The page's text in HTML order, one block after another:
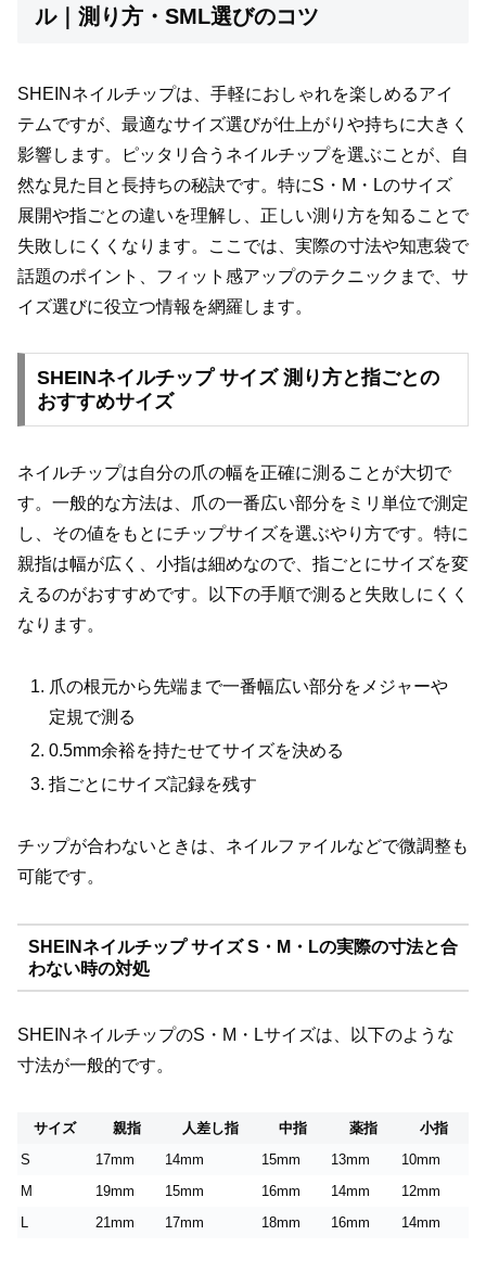
ル｜測り方・SML選びのコツ
SHEINネイルチップは、手軽におしゃれを楽しめるアイ
テムですが、最適なサイズ選びが仕上がりや持ちに大きく
影響します。ピッタリ合うネイルチップを選ぶことが、自
然な見た目と長持ちの秘訣です。特にS・M・Lのサイズ
展開や指ごとの違いを理解し、正しい測り方を知ることで
失敗しにくくなります。ここでは、実際の寸法や知恵袋で
話題のポイント、フィット感アップのテクニックまで、サ
イズ選びに役立つ情報を網羅します。
SHEINネイルチップ サイズ 測り方と指ごとの
おすすめサイズ
ネイルチップは自分の爪の幅を正確に測ることが大切で
す。一般的な方法は、爪の一番広い部分をミリ単位で測定
し、その値をもとにチップサイズを選ぶやり方です。特に
親指は幅が広く、小指は細めなので、指ごとにサイズを変
えるのがおすすめです。以下の手順で測ると失敗しにくく
なります。
爪の根元から先端まで一番幅広い部分をメジャーや
定規で測る
0.5mm余裕を持たせてサイズを決める
指ごとにサイズ記録を残す
チップが合わないときは、ネイルファイルなどで微調整も
可能です。
SHEINネイルチップ サイズ S・M・Lの実際の寸法と合
わない時の対処
SHEINネイルチップのS・M・Lサイズは、以下のような
寸法が一般的です。
サイズ 親指 人差し指 中指 薬指
小指
S
17mm 14mm 15mm 13mm
10mm
M
19mm 15mm 16mm 14mm
12mm
21mm 17mm 18mm 16mm 14mm